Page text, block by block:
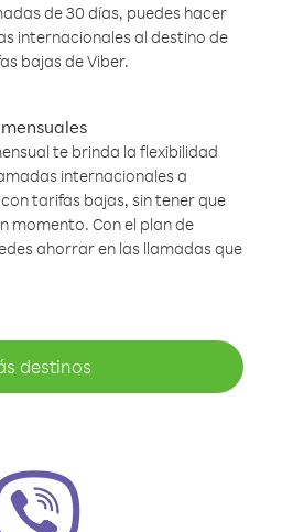
de 30 días, puedes hacer
internacionales al destino de
bajas de Viber.
te brinda la flexibilidad
internacionales a
tarifas bajas, sin tener que
momento. Con el plan de
ahorrar en las llamadas que
destinos